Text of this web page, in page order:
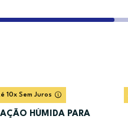
10x Sem Juros
HÚMIDA PARA